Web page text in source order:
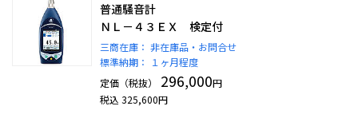
普通騒音計
ＮＬ－４３ＥＸ 検定付
三商在庫： 非在庫品・お問合せ
標準納期：
１ヶ月程度
定価（税抜）
296,000円
税込 325,600円